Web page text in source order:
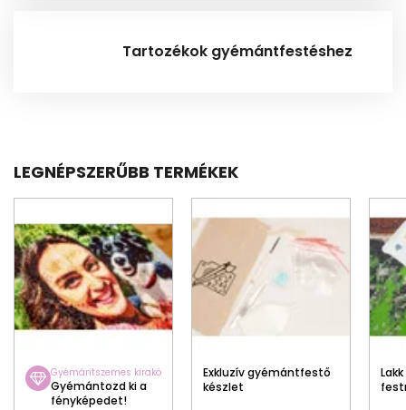
Tartozékok gyémántfestéshez
LEGNÉPSZERŰBB TERMÉKEK
Gyémántszemes kirakó
Gyémántozd ki a
fényképedet!
Exkluzív gyémántfestő
készlet